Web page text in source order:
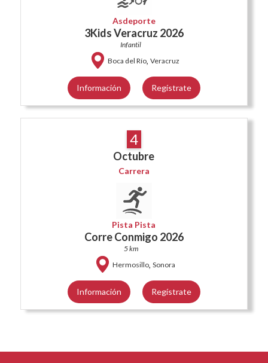
Asdeporte
3Kids Veracruz 2026
Infantil
Boca del Río, Veracruz
Información Regístrate
4
Octubre
Carrera
Pista Pista
Corre Conmigo 2026
5 km
Hermosillo, Sonora
Información Regístrate